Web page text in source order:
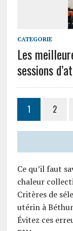
CATEGORIE
Les
sessions
1 2
Ce qu’il faut
chaleur
Critères de
utérin à
Évitez ces